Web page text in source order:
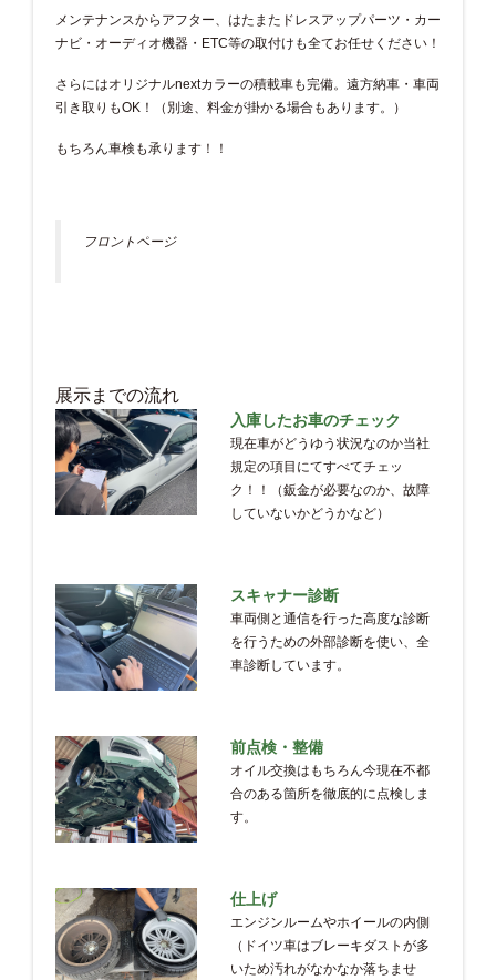
メンテナンスからアフター、はたまたドレスアップパーツ・カー
ナビ・オーディオ機器・ETC等の取付けも全てお任せください！
さらにはオリジナルnextカラーの積載車も完備。遠方納車・車両
引き取りもOK！（別途、料金が掛かる場合もあります。）
もちろん車検も承ります！！
フロントページ
展示までの流れ
入庫したお車のチェック
現在車がどうゆう状況なのか当社
規定の項目にてすべてチェッ
ク！！（鈑金が必要なのか、故障
していないかどうかなど）
スキャナー診断
車両側と通信を行った高度な診断
を行うための外部診断を使い、全
車診断しています。
前点検・整備
オイル交換はもちろん今現在不都
合のある箇所を徹底的に点検しま
す。
仕上げ
エンジンルームやホイールの内側
（ドイツ車はブレーキダストが多
いため汚れがなかなか落ちませ